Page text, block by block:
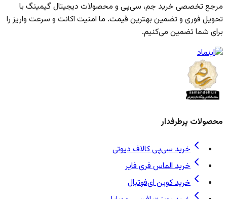
مرجع تخصصی خرید جم، سی‌پی و محصولات دیجیتال گیمینگ با
تحویل فوری و تضمین بهترین قیمت. ما امنیت اکانت و سرعت واریز را
برای شما تضمین می‌کنیم.
محصولات پرطرفدار
خرید سی‌پی کالاف دیوتی
خرید الماس فری فایر
خرید کوین ای‌فوتبال